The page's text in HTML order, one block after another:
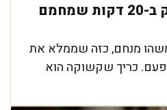
כריך שקשוקה מפנק ב-20 דקות שמחמם
מנחם, כזה שממלא את
כריך שקשוקה הוא